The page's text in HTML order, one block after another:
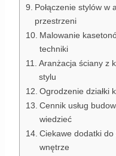
Połączenie stylów w
przestrzeni
Malowanie
techniki
Aranżacja ściany z
stylu
Ogrodzenie działki
Cennik usług
wiedzieć
Ciekawe dodatki do
wnętrze